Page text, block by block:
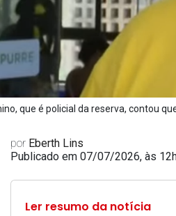
que é policial da reserva, contou
por Eberth Lins
Publicado em 07/07/2026, às
Ler resumo da notícia